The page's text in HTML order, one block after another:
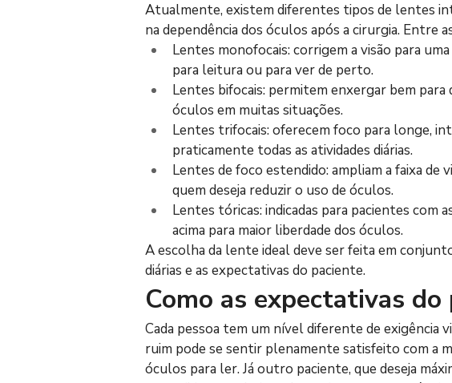
Atualmente, existem diferentes tipos de lentes
na dependência dos óculos após a cirurgia. Entre
Lentes monofocais: corrigem a visão para
para leitura ou para ver de perto.
Lentes bifocais: permitem enxergar bem
óculos em muitas situações.
Lentes trifocais: oferecem foco para longe,
praticamente todas as atividades diárias.
Lentes de foco estendido: ampliam a faixa de
quem deseja reduzir o uso de óculos.
Lentes tóricas: indicadas para pacientes com
acima para maior liberdade dos óculos.
A escolha da lente ideal deve ser feita em
diárias e as expectativas do paciente.
Como as expectativas
Cada pessoa tem um nível diferente de exigência
ruim pode se sentir plenamente satisfeito com a
óculos para ler. Já outro paciente, que deseja